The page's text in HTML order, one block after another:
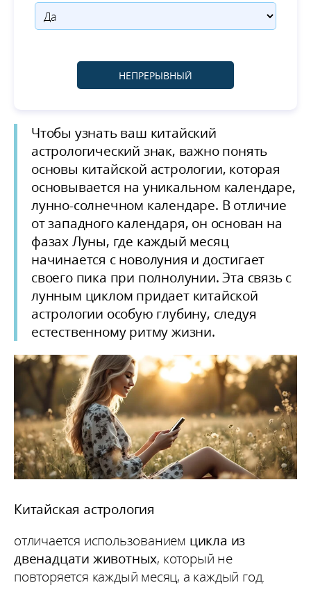
Чтобы узнатьваш китайский
астрологический знак, важно понять
основы китайской астрологии, которая
основывается на уникальном календаре,
лунно-солнечном календаре. В отличие
от западного календаря, он основан на
фазахЛуны, где каждый месяц
начинается сноволуния и достигает
своего пика при полнолунии. Эта связь с
лунным циклом придает китайской
астрологии особую глубину, следуя
естественному ритму жизни.
Китайская астрология
отличается использованием цикла из
двенадцати животных, который не
повторяется каждый месяц, а каждый год.